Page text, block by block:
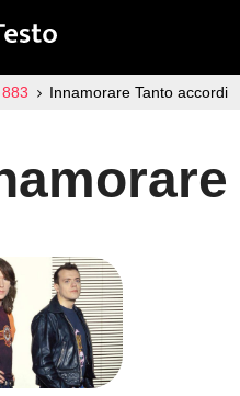
883 Innamorare Tanto accordi